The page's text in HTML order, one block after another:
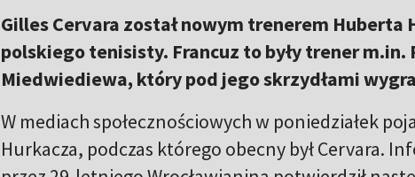
Gilles Cervara został nowym trenerem Huberta
polskiego tenisisty. Francuz to były trener m.in.
Miedwiediewa, który pod jego skrzydłami
W mediach społecznościowych w poniedziałek
Hurkacza, podczas którego obecny był Cervara.